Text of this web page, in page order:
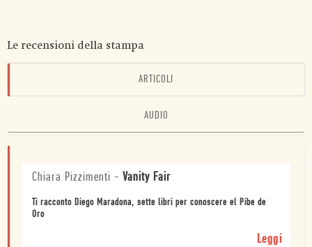
Le recensioni della stampa
ARTICOLI
AUDIO
Chiara Pizzimenti - Vanity Fair
Ti racconto Diego Maradona, sette libri per conoscere el Pibe de
Oro
Leggi